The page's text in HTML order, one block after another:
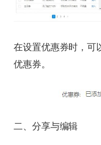
在设置优惠券时，可
优惠券。
二、分享与编辑